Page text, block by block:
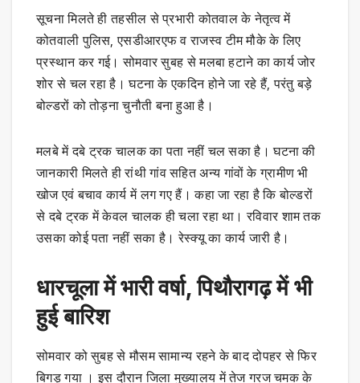
सूचना मिलते ही तहसील से प्रभारी कोतवाल के नेतृत्व में
कोतवाली पुलिस, एसडीआरएफ व राजस्व टीम मौके के लिए
प्रस्थान कर गई। सोमवार सुबह से मलबा हटाने का कार्य जोर
शोर से चल रहा है। घटना के एकदिन होने जा रहे हैं, परंतु बड़े
बोल्डरों को तोड़ना चुनौती बना हुआ है।
मलबे में दबे ट्रक चालक का पता नहीं चल सका है। घटना की
जानकारी मिलते ही रांथी गांव सहित अन्य गांवों के ग्रामीण भी
खोज एवं बचाव कार्य में लग गए हैं। कहा जा रहा है कि बोल्डरों
से दबे ट्रक में केवल चालक ही चला रहा था। रविवार शाम तक
उसका कोई पता नहीं सका है। रेस्क्यू का कार्य जारी है।
धारचूला में भारी वर्षा, पिथौरागढ़ में भी
हुई बारिश
सोमवार को सुबह से मौसम सामान्य रहने के बाद दोपहर से फिर
बिगड़ गया । इस दौरान जिला मुख्यालय में तेज गरज चमक के